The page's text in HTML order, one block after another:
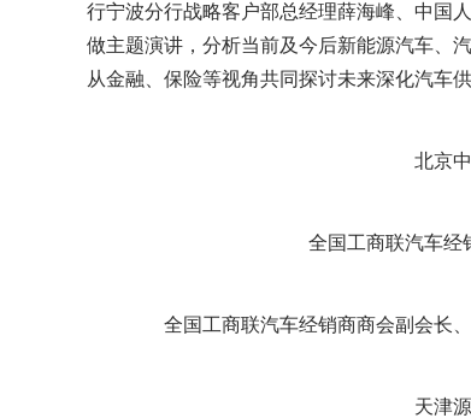
行宁波分行战略客户部总经理薛海峰、中国
做主题演讲，分析当前及今后新能源汽车、
从金融、保险等视角共同探讨未来深化汽车
北京
全国工商联汽车经
全国工商联汽车经销商商会副会长、
天津